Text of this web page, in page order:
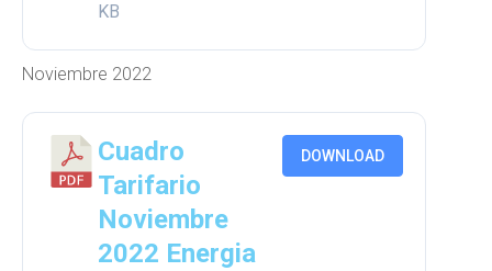
KB
Noviembre 2022
Cuadro
Tarifario
Noviembre
2022 Energia
DOWNLOAD